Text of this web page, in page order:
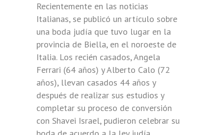
Recientemente en las noticias
Italianas, se publicó un artículo sobre
una boda judía que tuvo lugar en la
provincia de Biella, en el noroeste de
Italia. Los recién casados, Angela
Ferrari (64 años) y Alberto Calo (72
años), llevan casados ​​44 años y
después de realizar sus estudios y
completar su proceso de conversión
con Shavei Israel, pudieron celebrar su